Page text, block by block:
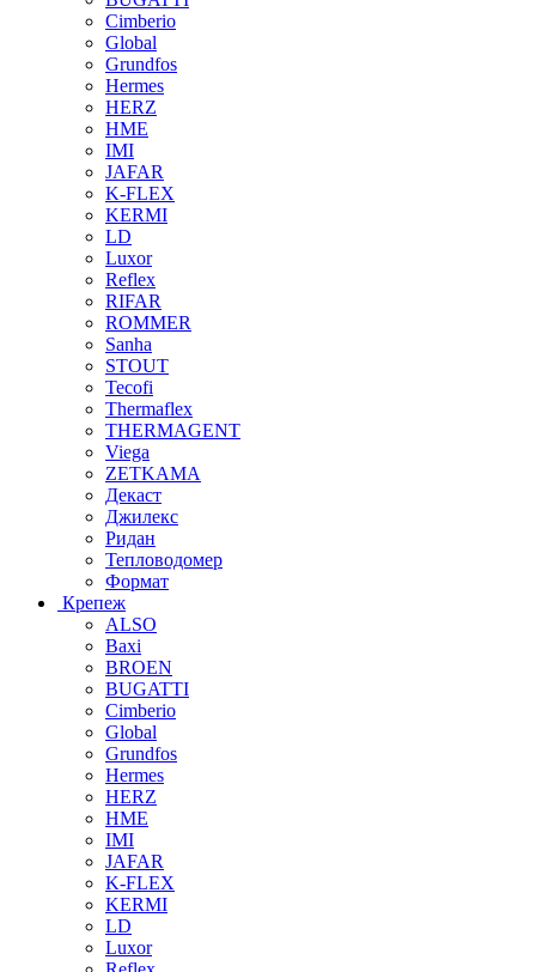
Cimberio
Global
Grundfos
Hermes
HERZ
HME
IMI
JAFAR
K-FLEX
KERMI
LD
Luxor
Reflex
RIFAR
ROMMER
Sanha
STOUT
Tecofi
Thermaflex
THERMAGENT
Viega
ZETKAMA
Декаст
Джилекс
Ридан
Тепловодомер
Формат
Крепеж
ALSO
Baxi
BROEN
BUGATTI
Cimberio
Global
Grundfos
Hermes
HERZ
HME
IMI
JAFAR
K-FLEX
KERMI
LD
Luxor